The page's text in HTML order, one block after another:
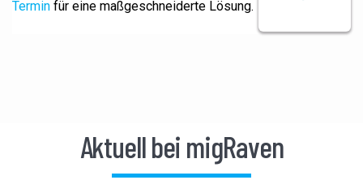
Termin für eine maßgeschneiderte Lösung.
Aktuell bei migRaven